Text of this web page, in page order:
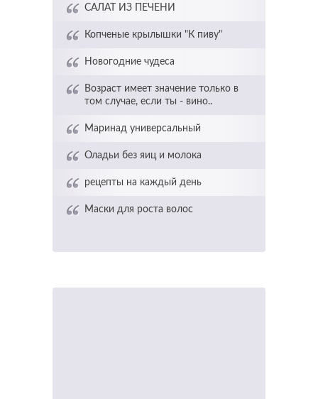
САЛАТ ИЗ ПЕЧЕНИ
Копченые крылышки "К пиву"
Новогодние чудеса
Возраст имеет значение только в
том случае, если ты - вино..
Маринад универсальный
Оладьи без яиц и молока
рецепты на каждый день
Маски для роста волос